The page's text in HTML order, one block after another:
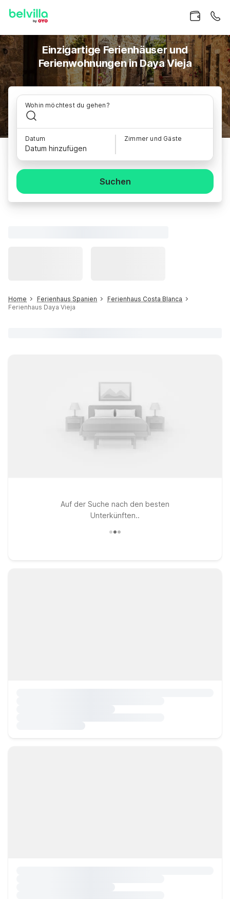
Einzigartige Ferienhäuser und
Ferienwohnungen in Daya Vieja
Wohin möchtest du gehen?
Datum
Datum hinzufügen
Zimmer und Gäste
Suchen
Home Ferienhaus Spanien
Ferienhaus Costa Blanca
Ferienhaus Daya Vieja
Auf der Suche nach den besten
Unterkünften..